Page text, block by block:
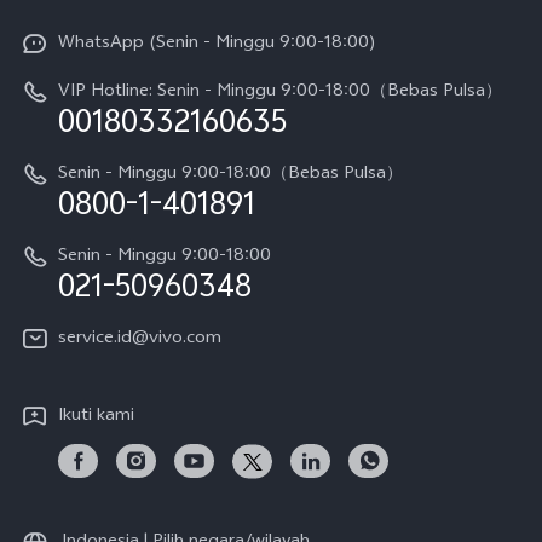
V70
V70 FE
Y05
X300 Pro
Gerai Terdekat
Funtouch OS
Pembaruan Sistem
Harga Spare Part
Otentikasi IMEI
Kebijakan Garansi vivo
Layanan Perbaikan Antar Jemput
Unduh LUT untuk Memulihkan Log
Sejarah
Berita
Pemberitahuan Hukum
Tentang Kami
Pusat Privasi vivo
WhatsApp (Senin - Minggu 9:00-18:00)
VIP Hotline: Senin - Minggu 9:00-18:00（Bebas Pulsa）
00180332160635
Senin - Minggu 9:00-18:00（Bebas Pulsa）
0800-1-401891
Senin - Minggu 9:00-18:00
021-50960348
service.id@vivo.com
Ikuti kami